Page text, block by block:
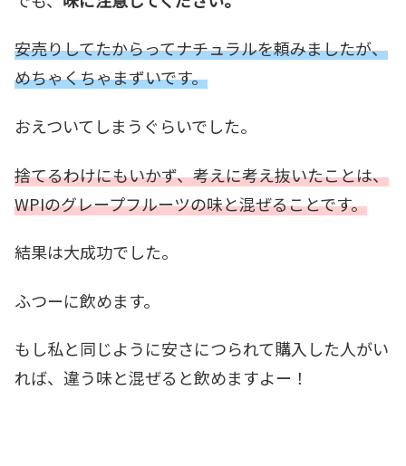
安売りしてたからってナチュラルを頼みましたが、
めちゃくちゃまずいです。
おえついてしまうぐらいでした。
捨てるわけにもいかず、考えに考え抜いたことは、
WPIのグレープフルーツの味と混ぜることです。
結果は大成功でした。
ふつーに飲めます。
もし私と同じように安さにつられて購入した人がい
れば、違う味と混ぜると飲めますよー！